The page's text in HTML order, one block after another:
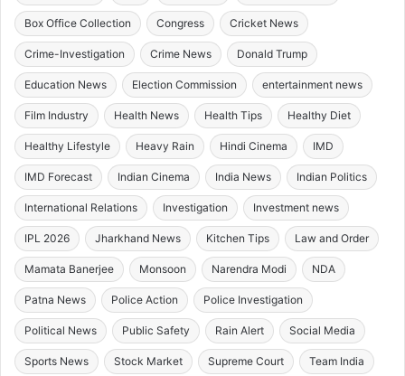
Box Office Collection Congress Cricket News
Crime-Investigation Crime News Donald Trump
Education News Election Commission entertainment news
Film Industry Health News Health Tips Healthy Diet
Healthy Lifestyle Heavy Rain Hindi Cinema IMD
IMD Forecast Indian Cinema India News Indian Politics
International Relations Investigation Investment news
IPL 2026 Jharkhand News Kitchen Tips Law and Order
Mamata Banerjee Monsoon Narendra Modi NDA
Patna News Police Action Police Investigation
Political News Public Safety Rain Alert Social Media
Sports News Stock Market Supreme Court Team India